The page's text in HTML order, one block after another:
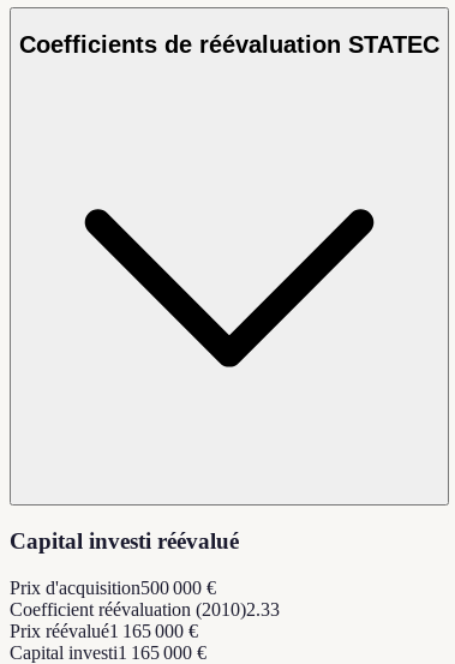
Coefficients de réévaluation STATEC
Capital investi réévalué
Prix d'acquisition500 000 €
Coefficient réévaluation (2010)2.33
Prix réévalué1 165 000 €
Capital investi1 165 000 €